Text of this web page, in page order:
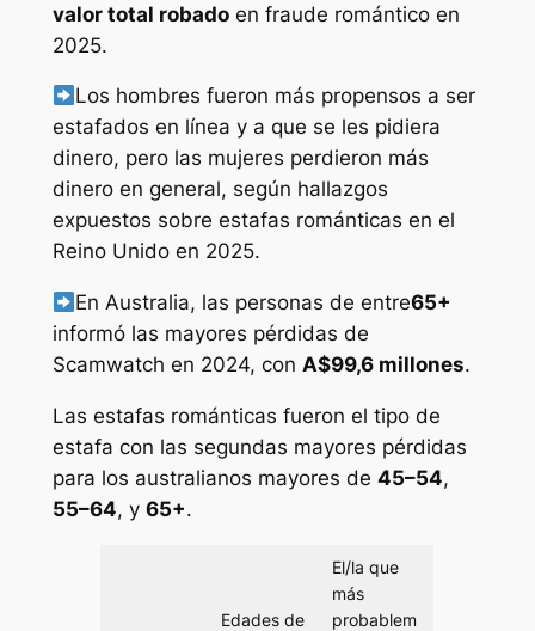
valor total robadoen fraude romántico en
2025.
Los hombres fueron más propensos a ser
estafados en línea y a que se les pidiera
dinero, pero las mujeres perdieron más
dinero en general, según hallazgos
expuestos sobre estafas románticas en el
Reino Unido en 2025.
En Australia, las personas de entre65+
informó las mayores pérdidas de
Scamwatch en 2024, con A$99,6 millones.
Las estafas románticas fueron el tipo de
estafa con las segundas mayores pérdidas
para los australianos mayores de 45–54,
55–64, y 65+.
Edades de
El/la que
más
probablem